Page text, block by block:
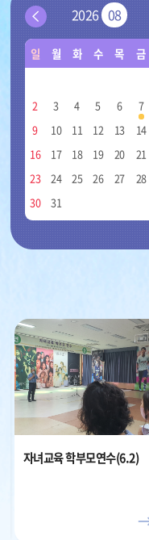
학
교
일
이
전
달
2026 08
일
정
월,
화,
수,
금,
일 월 화 수 목 금
2
3 4 5 6 7
9
10 11 12 13 14
16
17 18 19 20 21
23
24 25 26 27 28
30
31
자녀교육 학부모연수(6.2)